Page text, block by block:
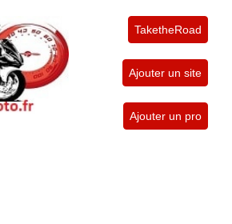
TaketheRoad
Ajouter un site
Ajouter un pro